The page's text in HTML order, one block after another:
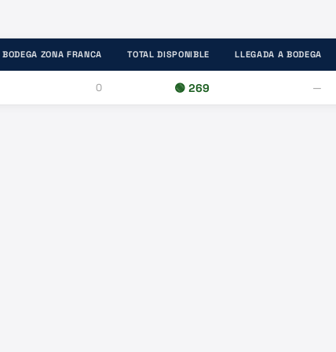
BODEGA ZONA FRANCA TOTAL DISPONIBLE LLEGADA A BODEGA
0 🟢 269 —